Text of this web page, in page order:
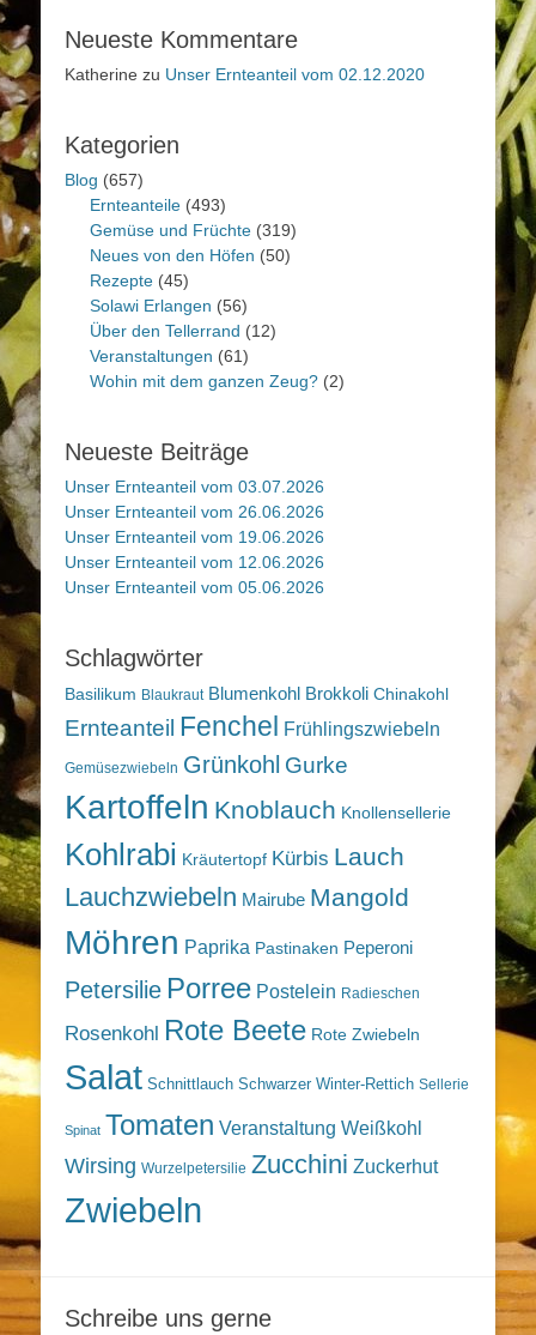
Neueste Kommentare
Katherine zu Unser Ernteanteil vom 02.12.2020
Kategorien
Blog (657)
Ernteanteile (493)
Gemüse und Früchte (319)
Neues von den Höfen (50)
Rezepte (45)
Solawi Erlangen (56)
Über den Tellerrand (12)
Veranstaltungen (61)
Wohin mit dem ganzen Zeug? (2)
Neueste Beiträge
Unser Ernteanteil vom 03.07.2026
Unser Ernteanteil vom 26.06.2026
Unser Ernteanteil vom 19.06.2026
Unser Ernteanteil vom 12.06.2026
Unser Ernteanteil vom 05.06.2026
Schlagwörter
Basilikum Blaukraut Blumenkohl Brokkoli Chinakohl
Ernteanteil Fenchel Frühlingszwiebeln
Gemüsezwiebeln Grünkohl Gurke
Kartoffeln Knoblauch Knollensellerie
Kohlrabi Kräutertopf Kürbis Lauch
Lauchzwiebeln Mairube Mangold
Möhren Paprika Pastinaken Peperoni
Petersilie Porree Postelein Radieschen
Rosenkohl Rote Beete Rote Zwiebeln
Salat Schnittlauch Schwarzer Winter-Rettich Sellerie
Spinat Tomaten Veranstaltung Weißkohl
Wirsing Wurzelpetersilie Zucchini Zuckerhut
Zwiebeln
Schreibe uns gerne